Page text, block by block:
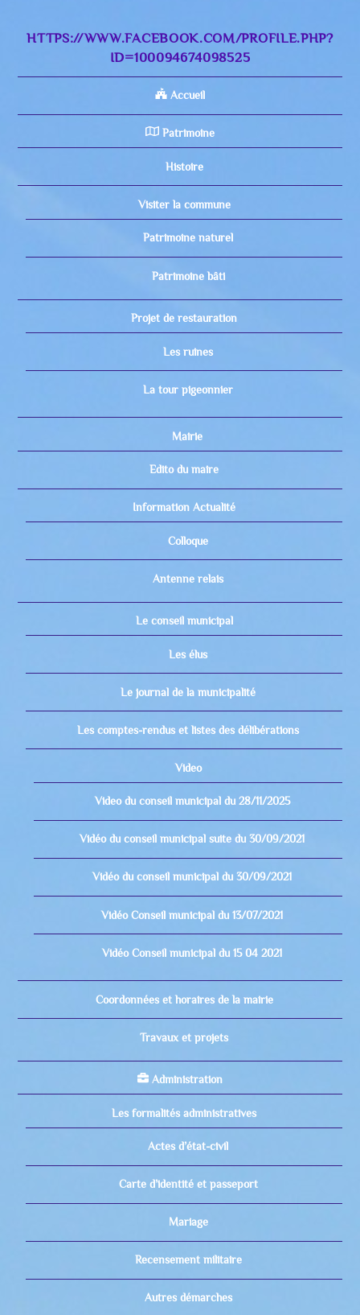
HTTPS://WWW.FACEBOOK.COM/PROFILE.PHP?
ID=100094674098525
Accueil
Patrimoine
Histoire
Visiter la commune
Patrimoine naturel
Patrimoine bâti
Projet de restauration
Les ruines
La tour pigeonnier
Mairie
Edito du maire
Information Actualité
Colloque
Antenne relais
Le conseil municipal
Les élus
Le journal de la municipalité
Les comptes-rendus et listes des délibérations
Video
Video du conseil municipal du 28/11/2025
Vidéo du conseil municipal suite du 30/09/2021
Vidéo du conseil municipal du 30/09/2021
Vidéo Conseil municipal du 13/07/2021
Vidéo Conseil municipal du 15 04 2021
Coordonnées et horaires de la mairie
Travaux et projets
Administration
Les formalités administratives
Actes d’état-civil
Carte d’identité et passeport
Mariage
Recensement militaire
Autres démarches